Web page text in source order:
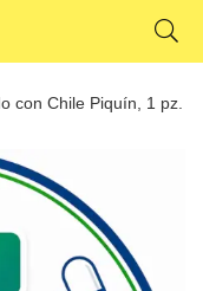
con Chile Piquín, 1 pz.